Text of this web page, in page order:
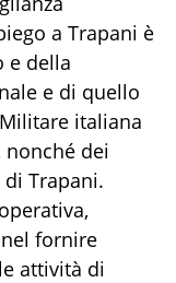
a Trapani è
e della
e di quello
italiana
dei
di Trapani.
,
fornire
attività di